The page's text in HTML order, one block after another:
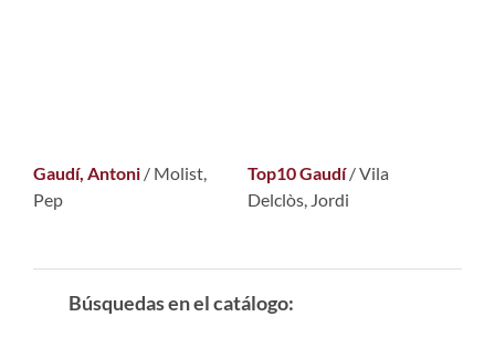
Gaudí, Antoni / Molist,
Pep
Top10 Gaudí/Vila
Delclòs, Jordi
Búsquedas en el catálogo: